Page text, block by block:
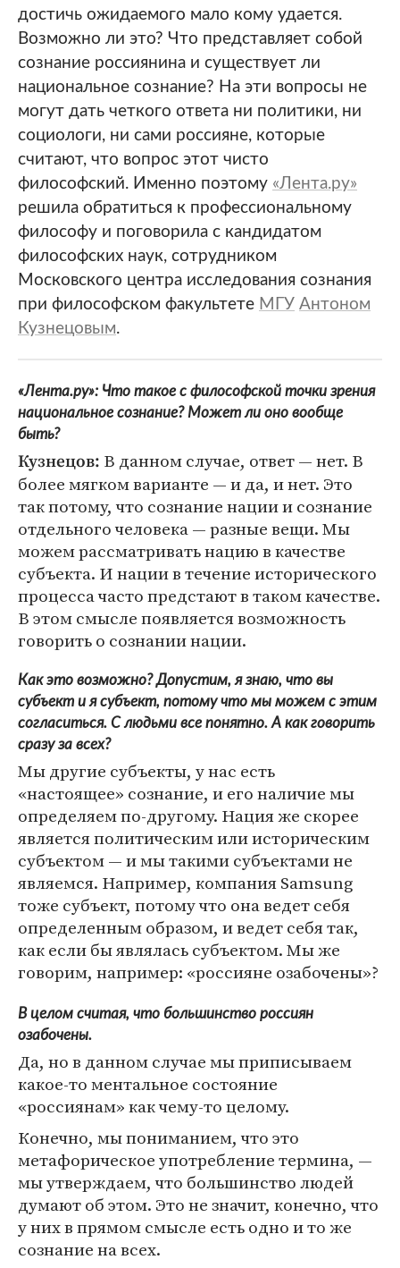
достичь ожидаемого мало кому удается.
Возможно ли это? Что представляет собой
сознание россиянина и существует ли
национальное сознание? На эти вопросы не
могут дать четкого ответа ни политики, ни
социологи, ни сами россияне, которые
считают, что вопрос этот чисто
философский. Именно поэтому «Лента.ру»
решила обратиться к профессиональному
философу и поговорила с кандидатом
философских наук, сотрудником
Московского центра исследования сознания
при философском факультете МГУ Антоном
Кузнецовым.
«Лента.ру»: Что такое с философской точки зрения
национальное сознание? Может ли оно вообще
быть?
Кузнецов: В данном случае, ответ — нет. В
более мягком варианте — и да, и нет. Это
так потому, что сознание нации и сознание
отдельного человека — разные вещи. Мы
можем рассматривать нацию в качестве
субъекта. И нации в течение исторического
процесса часто предстают в таком качестве.
В этом смысле появляется возможность
говорить о сознании нации.
Как это возможно? Допустим, я знаю, что вы
субъект и я субъект, потому что мы можем с этим
согласиться. С людьми все понятно. А как говорить
сразу за всех?
Мы другие субъекты, у нас есть
«настоящее» сознание, и его наличие мы
определяем по-другому. Нация же скорее
является политическим или историческим
субъектом — и мы такими субъектами не
являемся. Например, компания Samsung
тоже субъект, потому что она ведет себя
определенным образом, и ведет себя так,
как если бы являлась субъектом. Мы же
говорим, например: «россияне озабочены»?
В целом считая, что большинство россиян
озабочены.
Да, но в данном случае мы приписываем
какое-то ментальное состояние
«россиянам» как чему-то целому.
Конечно, мы пониманием, что это
метафорическое употребление термина, —
мы утверждаем, что большинство людей
думают об этом. Это не значит, конечно, что
у них в прямом смысле есть одно и то же
сознание на всех.